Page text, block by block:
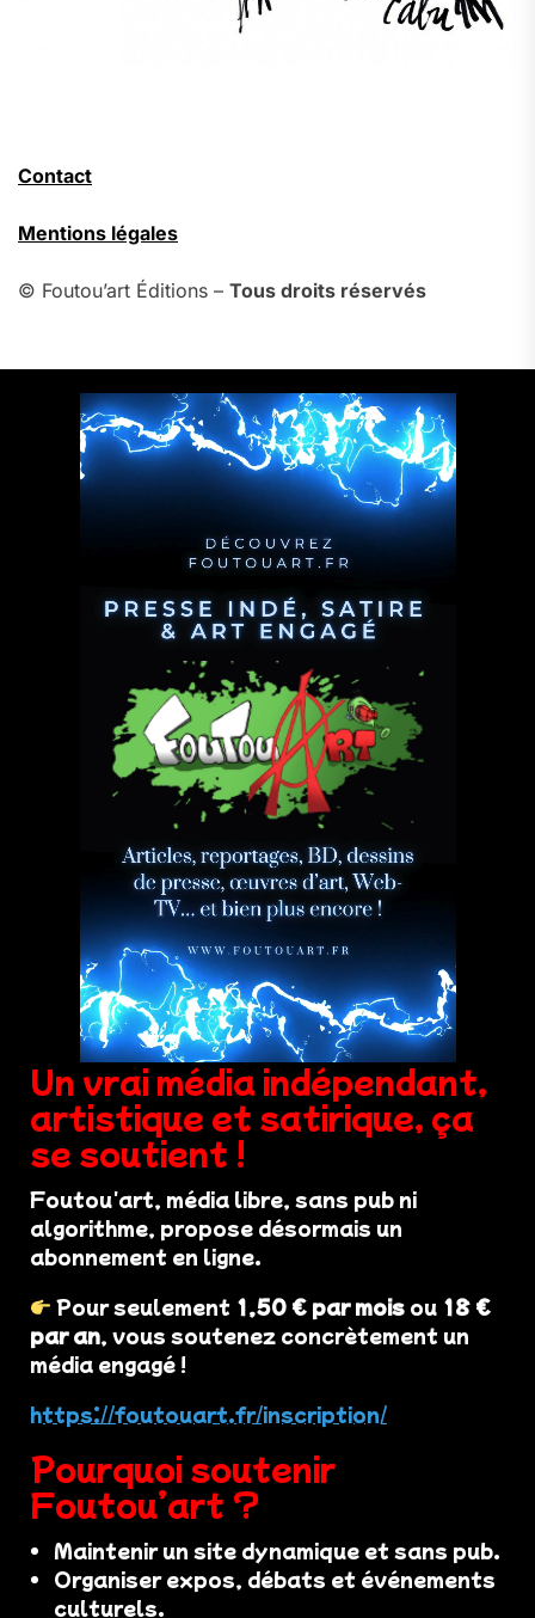
Contact
Mentions légales
© Foutou’art Éditions – Tous droits réservés
Un vrai média indépendant,
artistique et satirique, ça
se soutient !
Foutou'art, média libre, sans pub ni
algorithme, propose désormais un
abonnement en ligne.
Pour seulement 1,50 € par mois ou 18 €
par an, vous soutenez concrètement un
média engagé !
https://foutouart.fr/inscription/
Pourquoi soutenir
Foutou’art ?
Maintenir un site dynamique et sans pub.
Organiser expos, débats et événements
culturels.